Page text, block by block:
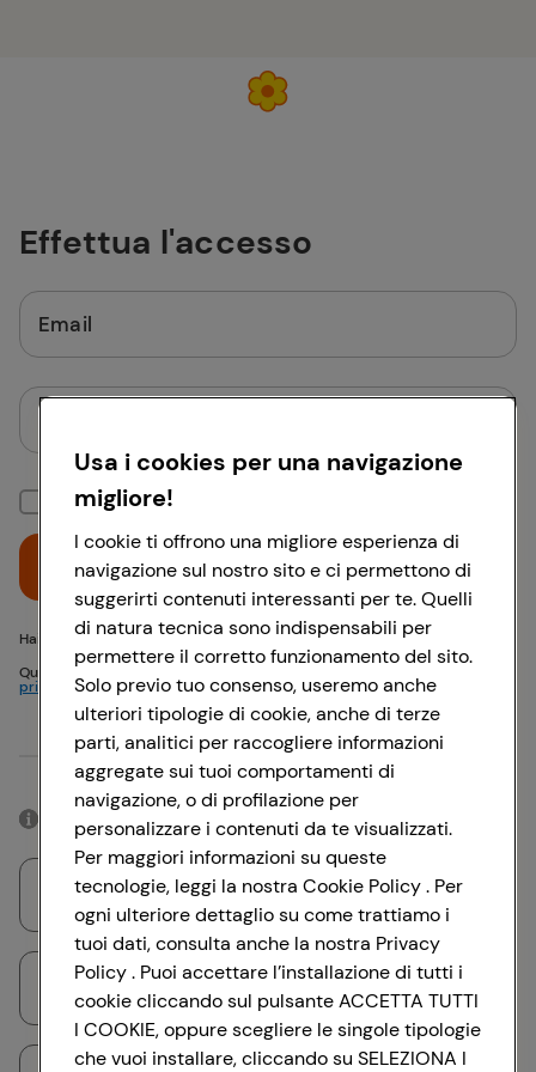
Effettua l'accesso
Email
Mantieni la sessione attiva
Hai problemi di accesso? {{recover-pwd}} o {{recover-email}}
Questo sito è protetto da reCAPTCHA e si applicano
privacy eTermini di servizioGoogle
Accedi
Oppure
Accedendo con il tuo account social, rimarrai connesso per 12 ore.
Accedi con Google
Usa i cookies per una navigazione
migliore!
I cookie ti offrono una migliore esperienza di
navigazione sul nostro sito e ci permettono di
suggerirti contenuti interessanti per te. Quelli
di natura tecnica sono indispensabili per
permettere il corretto funzionamento del sito.
Solo previo tuo consenso, useremo anche
ulteriori tipologie di cookie, anche di terze
parti, analitici per raccogliere informazioni
aggregate sui tuoi comportamenti di
navigazione, o di profilazione per
personalizzare i contenuti da te visualizzati.
Per maggiori informazioni su queste
tecnologie, leggi la nostra Cookie Policy . Per
ogni ulteriore dettaglio su come trattiamo i
tuoi dati, consulta anche la nostra Privacy
Policy . Puoi accettare l’installazione di tutti i
cookie cliccando sul pulsante ACCETTA TUTTI
I COOKIE, oppure scegliere le singole tipologie
che vuoi installare, cliccando su SELEZIONA I